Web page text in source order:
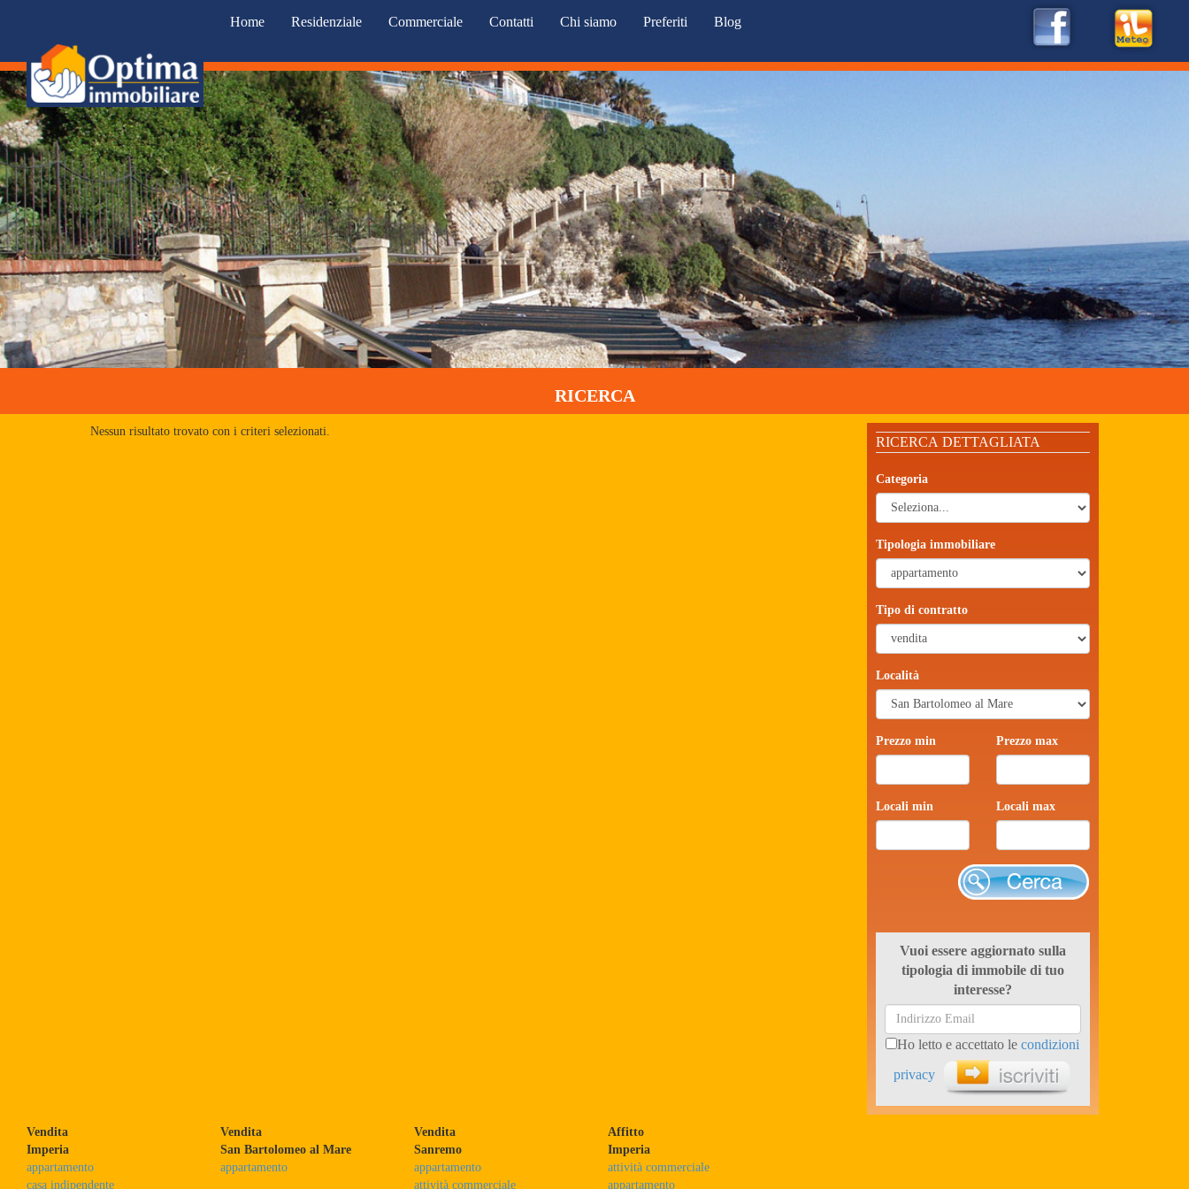
Home Residenziale Commerciale Contatti Chi siamo Preferiti Blog
RICERCA
Nessun risultato trovato con i criteri selezionati.
RICERCA DETTAGLIATA
Categoria
Tipologia immobiliare
Tipo di contratto
Località
Prezzo min Prezzo max
Locali min Locali max
Cerca
Vuoi essere aggiornato sulla
tipologia di immobile di tuo
interesse?
Ho letto e accettato lecondizioni
privacy
Iscriviti ora
Vendita
Imperia
appartamento
casa indipendente
Vendita
San Bartolomeo al Mare
appartamento
Vendita
Sanremo
appartamento
attività commerciale
Affitto
Imperia
attività commerciale
appartamento